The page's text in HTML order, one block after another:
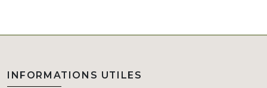
INFORMATIONS UTILES